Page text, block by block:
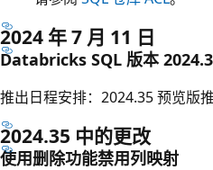
2024 年 7 月 11 日
Databricks SQL 版本
推出日程安排：2024.35 预览版
2024.35 中的更改
使用删除功能禁用列映射